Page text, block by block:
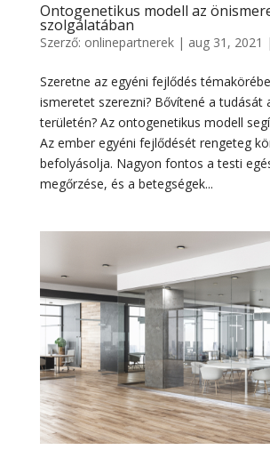
Ontogenetikus modell az
szolgálatában
Szerző: onlinepartnerek| aug 31, 2021 |
Szeretne az egyéni fejlődés
ismeretet szerezni? Bővítené a tudását
területén? Az ontogenetikus modell
Az ember egyéni fejlődését rengeteg
befolyásolja. Nagyon fontos a testi
megőrzése, és a betegségek...